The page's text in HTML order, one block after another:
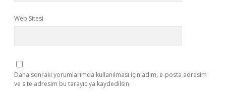
Web Sitesi
Daha sonraki yorumlarımda kullanılması için adım, e-posta adresim
ve site adresim bu tarayıcıya kaydedilsin.